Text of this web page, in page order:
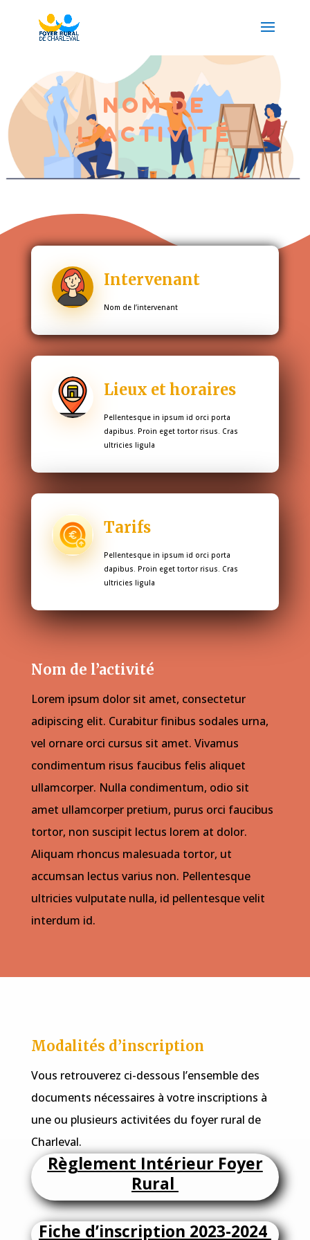
NOM DE
L’ACTIVITÉ
Intervenant
Nom de l’intervenant
Lieux et horaires
Pellentesque in ipsum id orci porta
dapibus. Proin eget tortor risus. Cras
ultricies ligula
Tarifs
Pellentesque in ipsum id orci porta
dapibus. Proin eget tortor risus. Cras
ultricies ligula
Nom de l’activité
Lorem ipsum dolor sit amet, consectetur
adipiscing elit. Curabitur finibus sodales urna,
vel ornare orci cursus sit amet. Vivamus
condimentum risus faucibus felis aliquet
ullamcorper. Nulla condimentum, odio sit
amet ullamcorper pretium, purus orci faucibus
tortor, non suscipit lectus lorem at dolor.
Aliquam rhoncus malesuada tortor, ut
accumsan lectus varius non. Pellentesque
ultricies vulputate nulla, id pellentesque velit
interdum id.
Modalités d’inscription
Vous retrouverez ci-dessous l’ensemble des
documents nécessaires à votre inscriptions à
une ou plusieurs activitées du foyer rural de
Charleval.
Règlement Intérieur Foyer
Rural
Fiche d’inscription 2023-2024